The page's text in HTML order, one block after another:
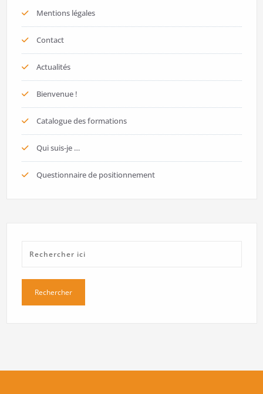
Mentions légales
Contact
Actualités
Bienvenue !
Catalogue des formations
Qui suis-je …
Questionnaire de positionnement